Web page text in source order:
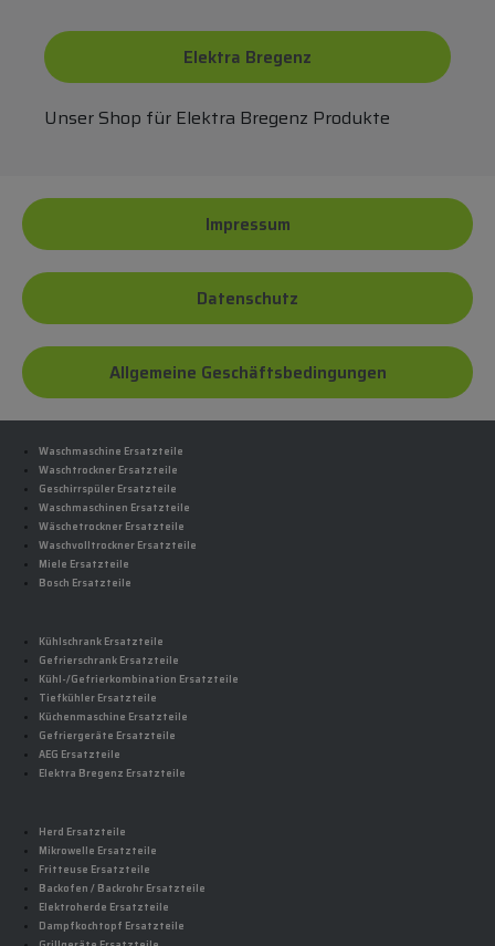
Elektra Bregenz
Unser Shop für Elektra Bregenz Produkte
Impressum
Datenschutz
Allgemeine Geschäftsbedingungen
Waschmaschine Ersatzteile
Waschtrockner Ersatzteile
Geschirrspüler Ersatzteile
Waschmaschinen Ersatzteile
Wäschetrockner Ersatzteile
Waschvolltrockner Ersatzteile
Miele Ersatzteile
Bosch Ersatzteile
Kühlschrank Ersatzteile
Gefrierschrank Ersatzteile
Kühl-/Gefrierkombination Ersatzteile
Tiefkühler Ersatzteile
Küchenmaschine Ersatzteile
Gefriergeräte Ersatzteile
AEG Ersatzteile
Elektra Bregenz Ersatzteile
Herd Ersatzteile
Mikrowelle Ersatzteile
Fritteuse Ersatzteile
Backofen / Backrohr Ersatzteile
Elektroherde Ersatzteile
Dampfkochtopf Ersatzteile